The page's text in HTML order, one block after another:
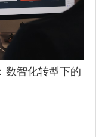
数智化转型下的